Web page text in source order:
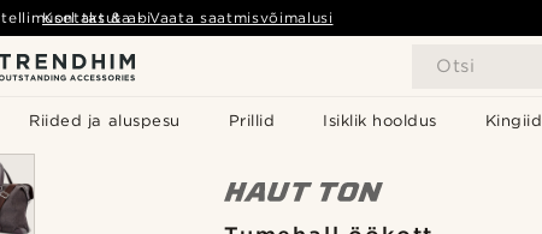
Otsi
Riided ja aluspesu Prillid Isiklik hooldus
tellimusel tasuta- Vaata saatmisvõimalusi
Kontakt & abi